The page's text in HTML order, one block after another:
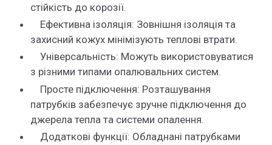
стійкість до корозії.
Ефективна ізоляція: Зовнішня ізоляція та
захисний кожух мінімізують теплові втрати.
Універсальність: Можуть використовуватися
з різними типами опалювальних систем.
Просте підключення: Розташування
патрубків забезпечує зручне підключення до
джерела тепла та системи опалення.
Додаткові функції: Обладнані патрубками